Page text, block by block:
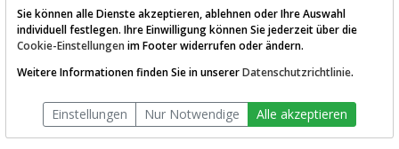
AKTIEN-TERMINAL
Die Aktienanalyse-Plattform von
TraderFox
Sie können alle Dienste akzeptieren, ablehnen oder Ihre Auswahl
individuell festlegen. Ihre Einwilligung können Sie jederzeit über die
Cookie-Einstellungen im Footer widerrufen oder ändern.
Weitere Informationen finden Sie in unsererDatenschutzrichtlinie.
Einstellungen Nur Notwendige Alle akzeptieren